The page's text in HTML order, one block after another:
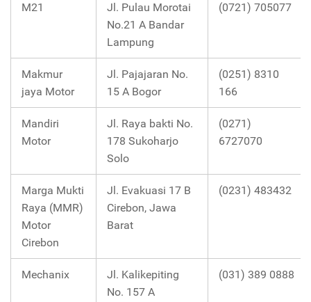
M21
Jl. Pulau Morotai
No.21 A Bandar
Lampung
(0721) 705077
Makmur
jaya Motor
Jl. Pajajaran No.
15 A Bogor
(0251) 8310
166
Mandiri
Motor
Jl. Raya bakti No.
178 Sukoharjo
Solo
(0271)
6727070
Marga Mukti
Raya (MMR)
Motor
Cirebon
Jl. Evakuasi 17 B
Cirebon, Jawa
Barat
(0231) 483432
Mechanix
Jl. Kalikepiting
No. 157 A
(031) 389 0888